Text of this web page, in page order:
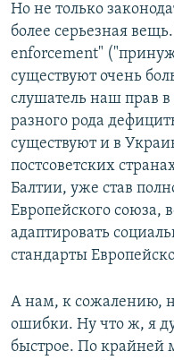
Но не только
более серьезная
enforcement"
существуют очень
слушатель наш прав
разного рода
существуют и в
постсоветских
Балтии, уже став
Европейского союза,
адаптировать
стандарты
А нам, к сожалению,
ошибки. Ну что ж, я
быстрое. По крайней